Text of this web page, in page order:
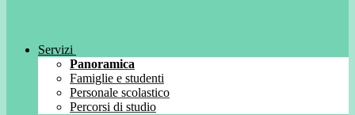
Servizi
Panoramica
Famiglie e studenti
Personale scolastico
Percorsi di studio